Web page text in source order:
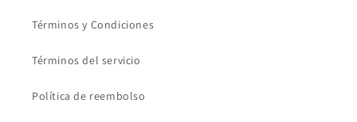
Términos y Condiciones
Términos del servicio
Política de reembolso